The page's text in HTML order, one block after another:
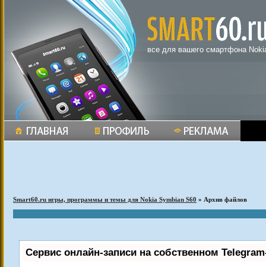
все для вашего смартфона
Smart60.ru игры, программы и темы для Nokia Symbian S60 » Архив файлов
Сервис онлайн-записи на собственном